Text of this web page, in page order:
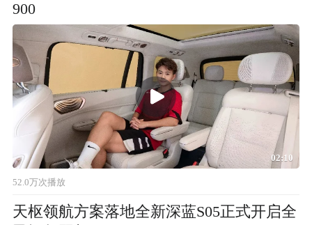
900
02:10
52.0万次播放
天枢领航方案落地全新深蓝S05正式开启全